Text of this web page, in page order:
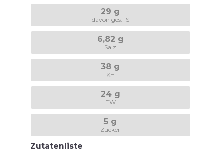
29 g
davon ges.FS
6,82 g
Salz
38 g
KH
24 g
EW
5 g
Zucker
Zutatenliste